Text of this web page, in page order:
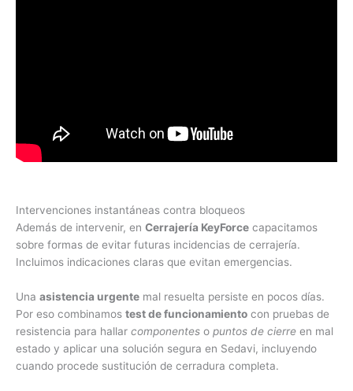
Intervenciones instantáneas contra bloqueos
Además de intervenir, en Cerrajería KeyForce capacitamos
sobre formas de evitar futuras incidencias de cerrajería.
Incluimos indicaciones claras que evitan emergencias.
Una asistencia urgente mal resuelta persiste en pocos días.
Por eso combinamos test de funcionamiento con pruebas de
resistencia para hallar componentes o puntos de cierre en mal
estado y aplicar una solución segura en Sedavi, incluyendo
cuando procede sustitución de cerradura completa.